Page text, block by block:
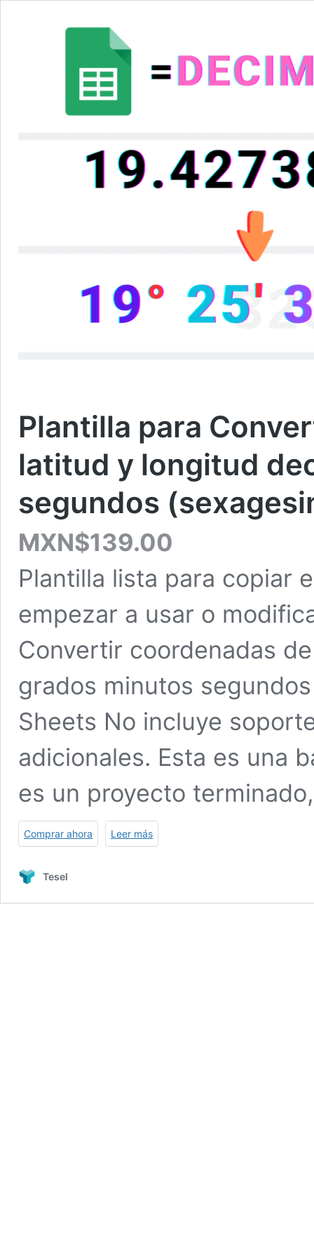
Plantilla para
latitud y longitud
segundos
MXN$139.00
Plantilla lista para copiar
empezar a usar o
Convertir coordenadas
grados minutos
Sheets No incluye
adicionales. Esta es una
es un proyecto
Comprar ahora Leer más
Tesel